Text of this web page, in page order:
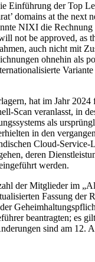
Einführung der Top
domains at the next
NIXI die
not be approved, as
auch nicht mit
ohnehin als
hat im Jahr 2024
Scan veranlasst, in
als
in den
Cloud-Service-
deren
werden.
der Mitglieder im
Fassung der
beantragten; es
sind am 12.